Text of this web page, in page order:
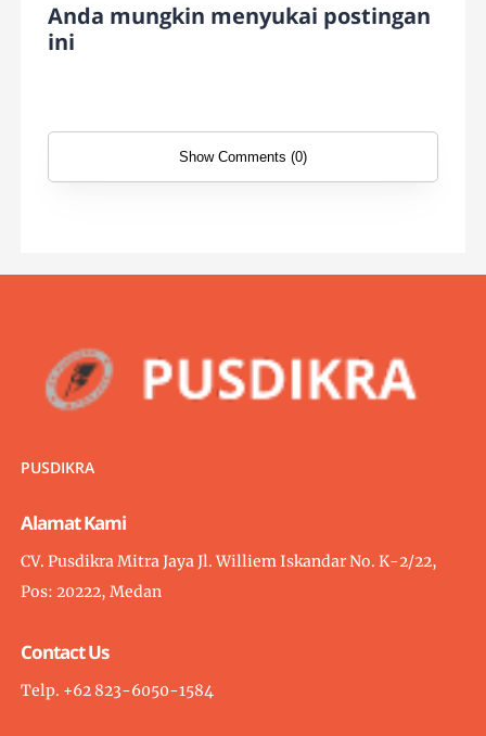
Anda mungkin menyukai postingan
ini
Show Comments (0)
PUSDIKRA
Alamat Kami
CV. Pusdikra Mitra Jaya Jl. Williem Iskandar No. K-2/22,
Pos: 20222, Medan
Contact Us
Telp. +62 823-6050-1584